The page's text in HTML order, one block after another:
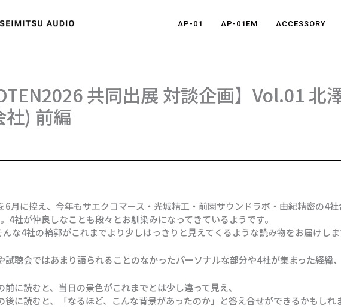
AP-01 AP-01EM ACCESSORY
共同出展 対談企画】Vol.01 北
社) 前編
6月に控え、今年もサエクコマース・光城精工・前園サウンドラボ・由紀精密の4
4社が仲良しなことも段々とお馴染みになってきているようです。
んな4社の輪郭がこれまでより少しはっきりと見えてくるような読み物をお届けしま
試聴会ではあまり語られることのなかったパーソナルな部分や4社が集まった経緯
前に読むと、当日の景色がこれまでとは少し違って見え、
後に読むと、「なるほど、こんな背景があったのか」と答え合せができるかもしれ